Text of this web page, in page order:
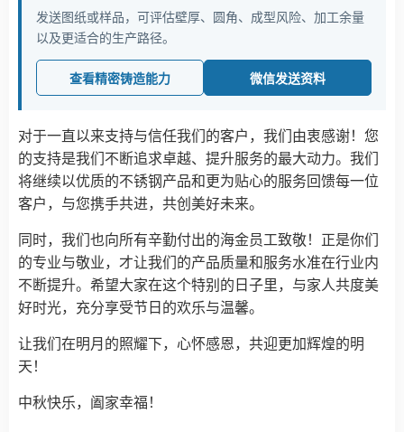
发送图纸或样品，可评估壁厚、圆角、成型风险、加工余量
以及更适合的生产路径。
查看精密铸造能力 微信发送资料
对于一直以来支持与信任我们的客户，我们由衷感谢！您
的支持是我们不断追求卓越、提升服务的最大动力。我们
将继续以优质的不锈钢产品和更为贴心的服务回馈每一位
客户，与您携手共进，共创美好未来。
同时，我们也向所有辛勤付出的海金员工致敬！正是你们
的专业与敬业，才让我们的产品质量和服务水准在行业内
不断提升。希望大家在这个特别的日子里，与家人共度美
好时光，充分享受节日的欢乐与温馨。
让我们在明月的照耀下，心怀感恩，共迎更加辉煌的明
天！
中秋快乐，阖家幸福！